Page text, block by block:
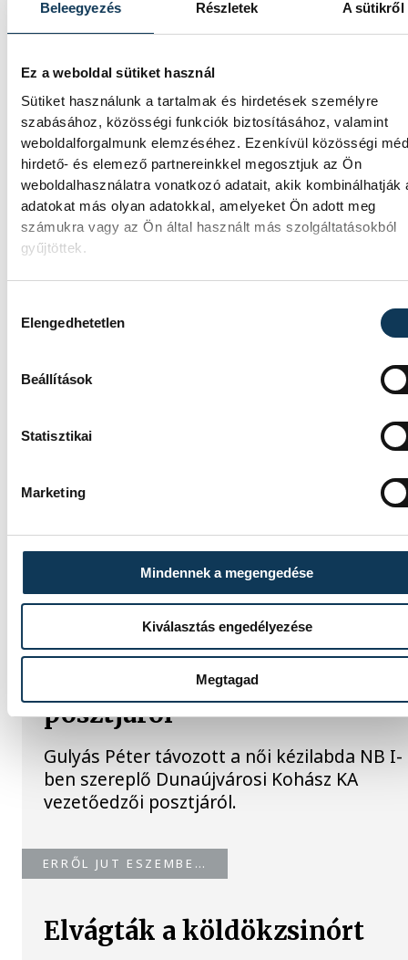
Beleegyezés Részletek A sütikről
Ez a weboldal sütiket használ
Sütiket használunk a tartalmak és hirdetések személyre
szabásához, közösségi funkciók biztosításához, valamint
weboldalforgalmunk elemzéséhez. Ezenkívül közösségi
hirdető- és elemező partnereinkkel megosztjuk az Ön
weboldalhasználatra vonatkozó adatait, akik kombinálhatják
adatokat más olyan adatokkal, amelyeket Ön adott meg
számukra vagy az Ön által használt más szolgáltatásokból
gyűjtöttek.
Elengedhetetlen
Beállítások
Statisztikai
Marketing
Mindennek a megengedése
Kiválasztás engedélyezése
Megtagad
Gulyás Péter lett a
BSK új vezetőedzője
bejelentette, hogy Gulyás Péter irányítja a
jövőben az NB I/B-ben szereplő együttest.
108-szoros magyar válogatott egykori
első alkalommal dolgozhat férfi
Gulyás Péter távozott a
Dunaújváros vezetőedzői
posztjáról
Gulyás Péter távozott a női kézilabda NB I-
ben szereplő Dunaújvárosi Kohász KA
vezetőedzői posztjáról.
ERRŐL JUT ESZEMBE…
Elvágták a köldökzsinórt